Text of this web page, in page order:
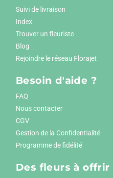
Suivi de livraison
Index
Trouver un fleuriste
Blog
Rejoindre le réseau Florajet
Besoin d'aide ?
FAQ
Nous contacter
CGV
Gestion de la Confidentialité
Programme de fidélité
Des fleurs à offrir